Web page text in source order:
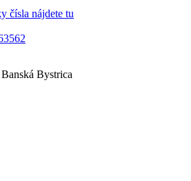
čísla nájdete tu
Bystrica